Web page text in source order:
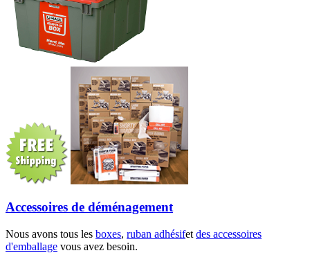
Accessoires de déménagement
Nous avons tous les boxes, ruban adhésifet des accessoires
d'emballage vous avez besoin.